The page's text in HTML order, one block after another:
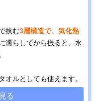
挟む3層構造で、気化熱
濡らしてから振ると、水
オルとしても使えます。
る